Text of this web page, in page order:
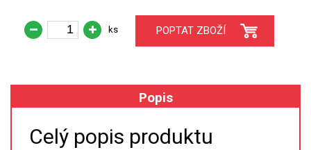
FÓLIE XRF
VZORKOVNICE XRF
ks POPTAT ZBOŽÍ
Popis
Celý popis produktu